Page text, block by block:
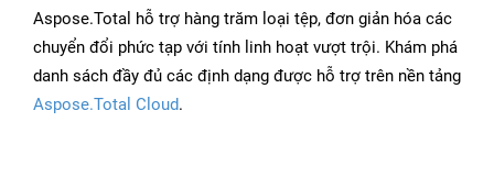
Aspose.Total hỗ trợ hàng trăm loại tệp, đơn giản hóa các
chuyển đổi phức tạp với tính linh hoạt vượt trội. Khám phá
danh sách đầy đủ các định dạng được hỗ trợ trên nền tảng
Aspose.Total Cloud.